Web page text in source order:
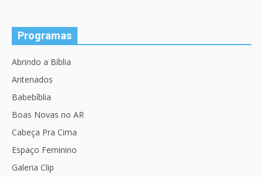
Programas
Abrindo a Bíblia
Antenados
Babebíblia
Boas Novas no AR
Cabeça Pra Cima
Espaço Feminino
Galeria Clip